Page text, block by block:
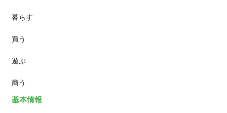
スイーツ
ランチ
カフェ
暮らす
買う
遊ぶ
商う
基本情報